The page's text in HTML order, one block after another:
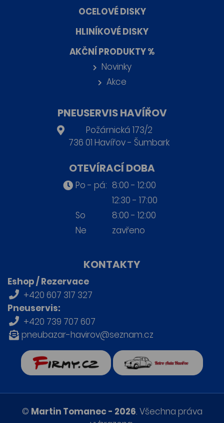
OCELOVÉ DISKY
HLINÍKOVÉ DISKY
AKČNÍ PRODUKTY %
Novinky
Akce
PNEUSERVIS HAVÍŘOV
Požárnická 173/2
736 01 Havířov - Šumbark
OTEVÍRACÍ DOBA
Po - pá: 8:00 - 12:00
12:30 - 17:00
So
8:00 - 12:00
Ne
zavřeno
KONTAKTY
Eshop / Rezervace
+420 607 317 327
Pneuservis:
+420 739 707 607
pneubazar-havirov@seznam.cz
Retro auta Havířov
© Martin Tomanec - 2026. Všechna práva